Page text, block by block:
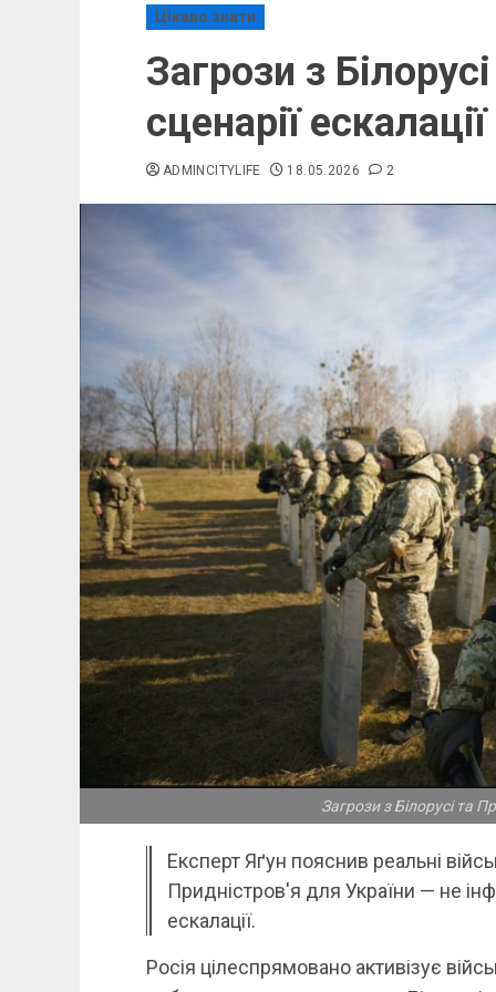
Цікаво знати
Загрози з
сценарії ескалації
ADMINCITYLIFE 18.05.2026 2
Загрози з Білорусі та
Експерт Яґун пояснив реальні
Придністров'я для України — не
ескалації.
Росія цілеспрямовано активізує